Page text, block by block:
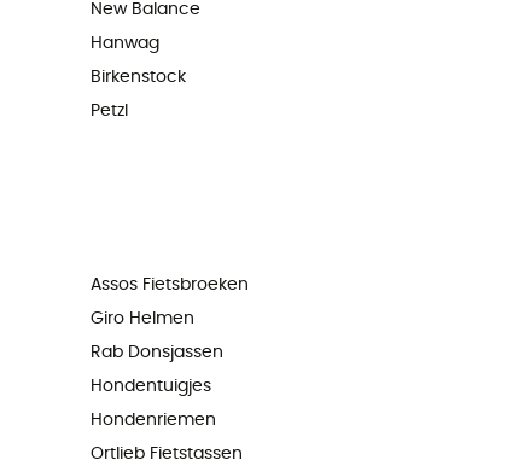
New Balance
Hanwag
Birkenstock
Petzl
Assos Fietsbroeken
Giro Helmen
Rab Donsjassen
Hondentuigjes
Hondenriemen
Ortlieb Fietstassen